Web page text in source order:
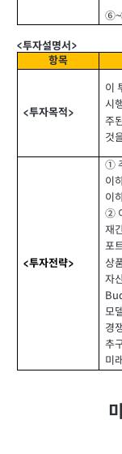
<투자설명서>
항목
<투자목적>
이
시
주
것
<투자전략>
①
이
이
②
재
포
상
자
모
경
추
미